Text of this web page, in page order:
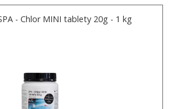
- Chlor MINI tablety 20g - 1 kg